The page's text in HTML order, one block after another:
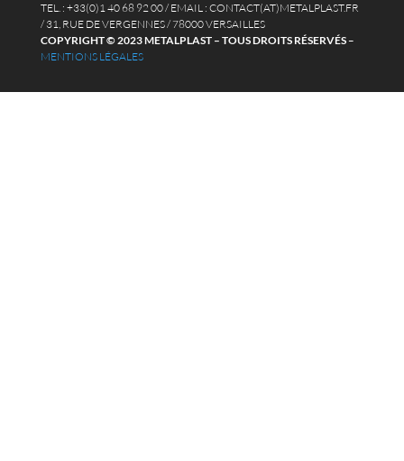
TEL. : +33(0)1 40 68 92 00 / EMAIL : CONTACT(AT)METALPLAST.FR
/ 31, RUE DE VERGENNES / 78000 VERSAILLES
COPYRIGHT © 2023 METALPLAST – TOUS DROITS RÉSERVÉS–
MENTIONS LÉGALES